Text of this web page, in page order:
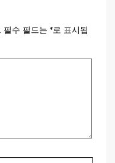
필수 필드는 *로 표시됩